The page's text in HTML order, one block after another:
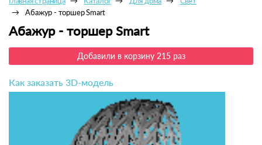
Абажур - торшер Smart
Абажур - торшер Smart
Добавили в корзину 215 раз
Как заказать 3D-модель